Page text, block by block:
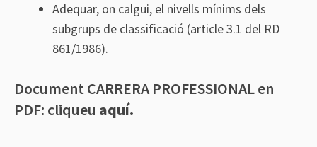
Adequar, on calgui, el nivells mínims dels
subgrups de classificació (article 3.1 del RD
861/1986).
Document CARRERA PROFESSIONAL en
PDF: cliqueu aquí.